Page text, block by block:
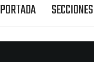
PORTADA SECCIONES